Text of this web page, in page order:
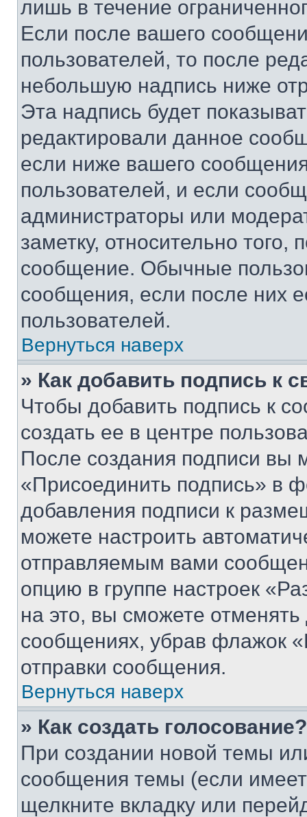
лишь в течение
Если после вашего
пользователей, то после
небольшую надпись ниже
Эта надпись будет
редактировали данное
если ниже вашего
пользователей, и если
администраторы или
заметку, относительно
сообщение. Обычные
сообщения, если после них
пользователей.
Вернуться наверх
» Как добавить подпись к
Чтобы добавить подпись к
создать ее в центре
После создания подписи вы
«Присоединить подпись» в
добавления подписи к
можете настроить
отправляемым вами
опцию в группе настроек
на это, вы сможете
сообщениях, убрав флажок
отправки сообщения.
Вернуться наверх
» Как создать голосование?
При создании новой темы
сообщения темы (если
щелкните вкладку или